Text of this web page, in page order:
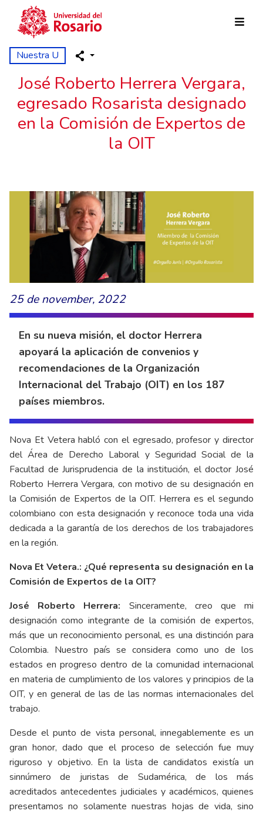
Skip to main content
Nuestra U
José Roberto Herrera Vergara,
egresado Rosarista designado
en la Comisión de Expertos de
la OIT
25 de november, 2022
En su nueva misión, el doctor Herrera
apoyará la aplicación de convenios y
recomendaciones de la Organización
Internacional del Trabajo (OIT) en los 187
países miembros.
Nova Et Vetera habló con el egresado, profesor y director
del Área de Derecho Laboral y Seguridad Social de la
Facultad de Jurisprudencia de la institución, el doctor José
Roberto Herrera Vergara, con motivo de su designación en
la Comisión de Expertos de la OIT. Herrera es el segundo
colombiano con esta designación y reconoce toda una vida
dedicada a la garantía de los derechos de los trabajadores
en la región.
Nova Et Vetera.: ¿Qué representa su designación en la
Comisión de Expertos de la OIT?
José Roberto Herrera: Sinceramente, creo que mi
designación como integrante de la comisión de expertos,
más que un reconocimiento personal, es una distinción para
Colombia. Nuestro país se considera como uno de los
estados en progreso dentro de la comunidad internacional
en materia de cumplimiento de los valores y principios de la
OIT, y en general de las de las normas internacionales del
trabajo.
Desde el punto de vista personal, innegablemente es un
gran honor, dado que el proceso de selección fue muy
riguroso y objetivo. En la lista de candidatos existía un
sinnúmero de juristas de Sudamérica, de los más
acreditados antecedentes judiciales y académicos, quienes
presentamos no solamente nuestras hojas de vida, sino